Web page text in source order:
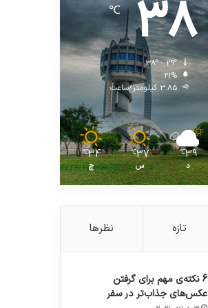
38
℃
38º - 29º
21%
3.85 کیلومتر/ساعت
39
℃
د
37
℃
س
34
℃
چ
تازه نظرها
6 نکته‌ی مهم برای گرفتن
عکس‌های جذاب‌تر در سفر